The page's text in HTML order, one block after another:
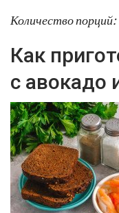
Количество
Как
с авокадо